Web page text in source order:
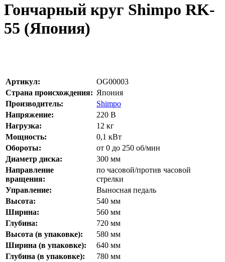
Гончарный круг Shimpo RK-
55 (Япония)
Артикул:
OG00003
Страна происхождения: Япония
Производитель:
Shimpo
Напряжение:
220 В
Нагрузка:
12 кг
Мощность:
0,1 кВт
Обороты:
от 0 до 250 об/мин
Диаметр диска:
300 мм
Направление
вращения:
по часовой/против часовой
стрелки
Управление:
Выносная педаль
Высота:
540 мм
Ширина:
560 мм
Глубина:
720 мм
Высота (в упаковке):
580 мм
Ширина (в упаковке):
640 мм
Глубина (в упаковке):
780 мм